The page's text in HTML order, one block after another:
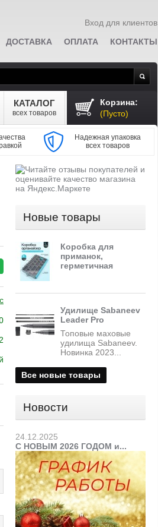
Вход для клиентов
Корзина:
(Пусто)
ДОСТАВКА ОПЛАТА КОНТАКТЫ
КАТАЛОГ
всех товаров
Надежная упаковка
всех товаров
Новые товары
Коробка для
приманок,
герметичная
Удилище Sabaneev
Leader Pro
Топовые маховые
удилища Sabaneev.
Новинка 2023...
Все новые товары
Новости
24.12.2025
С НОВЫМ 2026 ГОДОМ и...